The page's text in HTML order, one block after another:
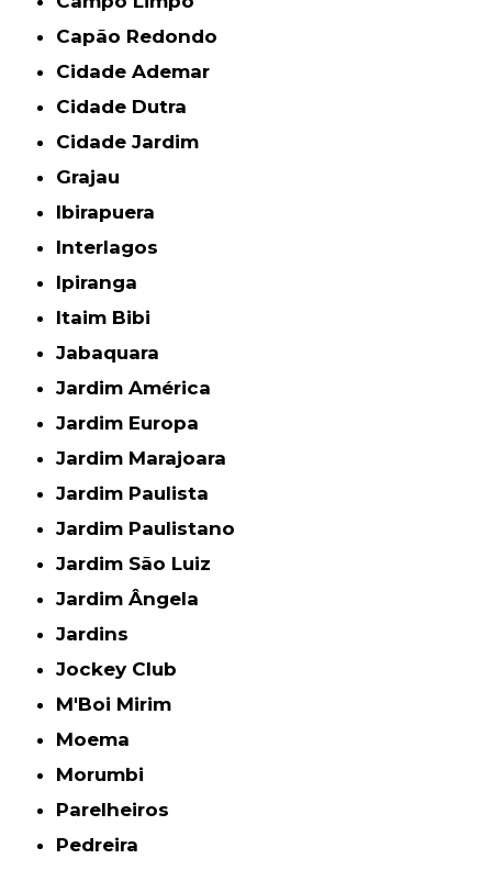
Capão Redondo
Cidade Ademar
Cidade Dutra
Cidade Jardim
Grajau
Ibirapuera
Interlagos
Ipiranga
Itaim Bibi
Jabaquara
Jardim América
Jardim Europa
Jardim Marajoara
Jardim Paulista
Jardim Paulistano
Jardim São Luiz
Jardim Ângela
Jardins
Jockey Club
M'Boi Mirim
Moema
Morumbi
Parelheiros
Pedreira